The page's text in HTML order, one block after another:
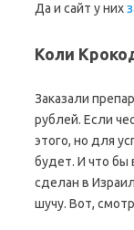
Да и сайт у них
Коли
Заказали
рублей. Если
этого, но для
будет. И что бы
сделан в
шучу. Вот,